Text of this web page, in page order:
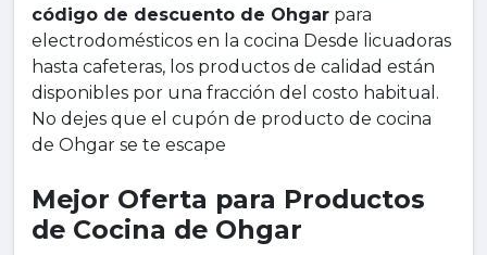
código de descuento de Ohgar para
electrodomésticos en la cocina Desde licuadoras
hasta cafeteras, los productos de calidad están
disponibles por una fracción del costo habitual.
No dejes que el cupón de producto de cocina
de Ohgar se te escape
Mejor Oferta para Productos
de Cocina de Ohgar